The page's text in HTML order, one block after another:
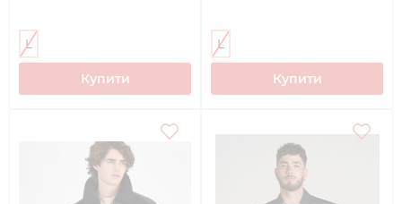
L
Купити
L
Купити